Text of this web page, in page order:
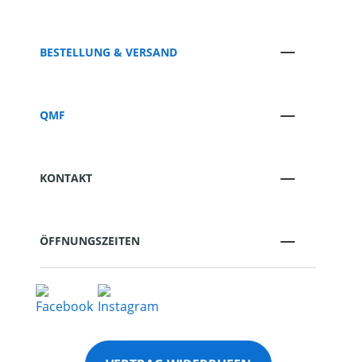
BESTELLUNG & VERSAND
QMF
KONTAKT
ÖFFNUNGSZEITEN